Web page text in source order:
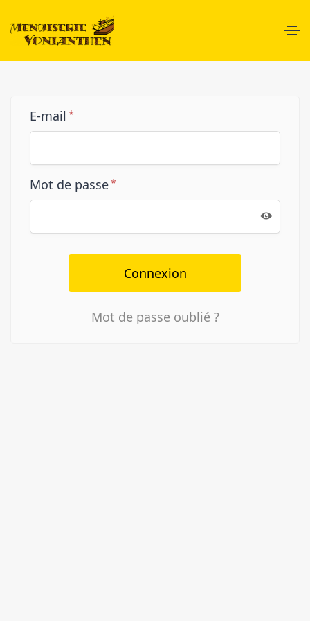
E-mail *
Mot de passe*
Mot de passe oublié ?